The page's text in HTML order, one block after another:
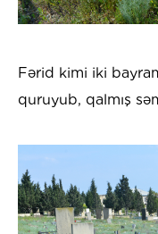
Fərid kimi iki
quruyub, qalmış